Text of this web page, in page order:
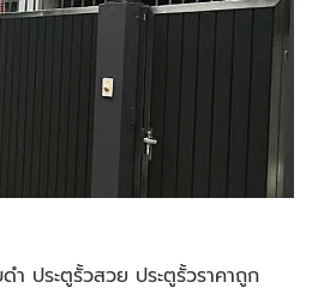
ำ ประตูรั้วสวย ประตูรั้วราคาถูก